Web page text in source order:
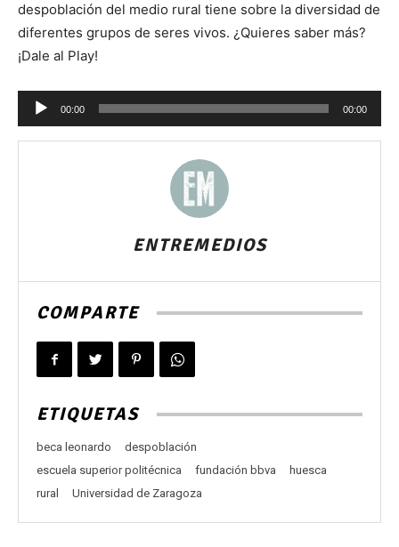
despoblación del medio rural tiene sobre la diversidad de
diferentes grupos de seres vivos. ¿Quieres saber más?
¡Dale al Play!
Reproductor
de
00:00 00:00
ENTREMEDIOS
COMPARTE
ETIQUETAS
beca leonardo
despoblación
escuela superior politécnica
fundación bbva
huesca
rural
Universidad de Zaragoza